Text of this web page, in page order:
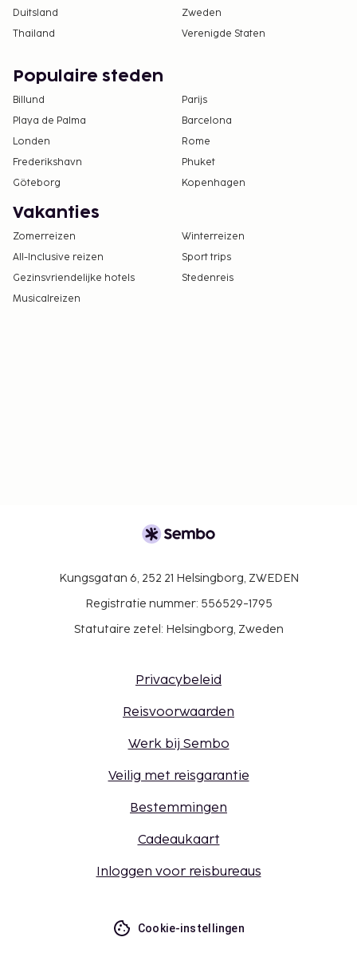
Duitsland
Zweden
Thailand
Verenigde Staten
Populaire steden
Billund
Parijs
Playa de Palma
Barcelona
Londen
Rome
Frederikshavn
Phuket
Göteborg
Kopenhagen
Vakanties
Zomerreizen
Winterreizen
All-Inclusive reizen
Sport trips
Gezinsvriendelijke hotels
Stedenreis
Musicalreizen
Kungsgatan 6, 252 21 Helsingborg, ZWEDEN
Registratie nummer: 556529-1795
Statutaire zetel: Helsingborg, Zweden
Privacybeleid
Reisvoorwaarden
Werk bij Sembo
Veilig met reisgarantie
Bestemmingen
Cadeaukaart
Inloggen voor reisbureaus
Cookie-instellingen